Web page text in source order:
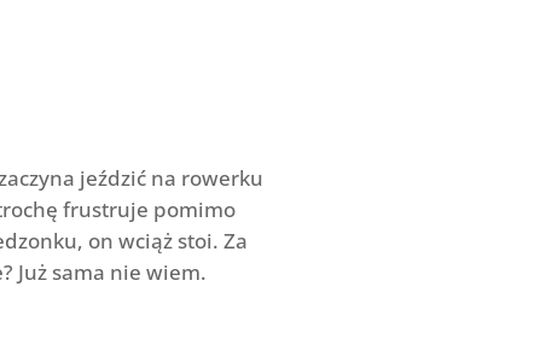
jeździć na rowerku
frustruje pomimo
on wciąż stoi. Za
Już sama nie wiem.